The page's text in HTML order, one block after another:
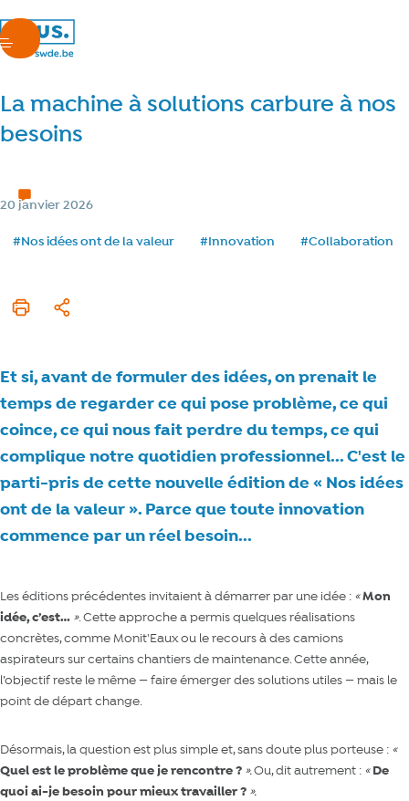
nous.swde
menu
La machine à solutions carbure à nos
besoins
Catégorie
Date de publication
20 janvier 2026
Tags
#Nos idées ont de la valeur #Innovation #Collaboration
Imprimer cet article
Partager
Et si, avant de formuler des idées, on prenait le
temps de regarder ce qui pose problème, ce qui
coince, ce qui nous fait perdre du temps, ce qui
complique notre quotidien professionnel... C'est le
parti-pris de cette nouvelle édition de « Nos idées
ont de la valeur ». Parce que toute innovation
commence par un réel besoin...
Les éditions précédentes invitaient à démarrer par une idée : «Mon
idée, c’est… ». Cette approche a permis quelques réalisations
concrètes, comme Monit'Eauxou le recours à descamions
aspirateurssur certains chantiers de maintenance. Cette année,
l’objectif reste le même — faire émerger des solutions utiles — mais le
point de départ change.
Désormais, la question est plus simple et, sans doute plus porteuse : «
Quel est le problème que je rencontre ? ».Ou, dit autrement : «De
quoi ai-je besoin pour mieux travailler ? ».